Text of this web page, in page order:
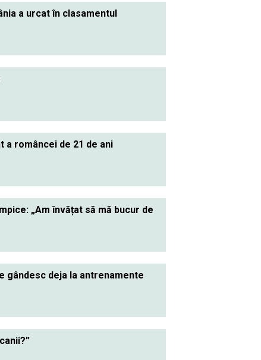
a urcat în clasamentul
a româncei de 21 de ani
„Am învățat să mă bucur de
gândesc deja la antrenamente